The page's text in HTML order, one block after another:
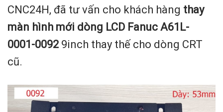
CNC24H, đã tư vấn cho khách hàng thay
màn hình mới dòng LCD Fanuc A61L-
0001-0092 9inch thay thế cho dòng CRT
cũ.